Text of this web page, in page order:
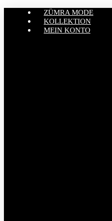
ZÜMRA MODE
KOLLEKTION
MEIN KONTO